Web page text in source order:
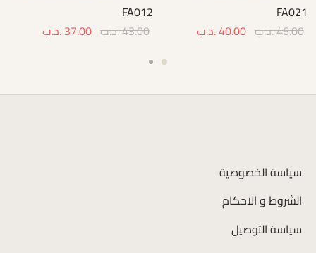
FA021
46.00.د.ب 40.00.د.ب
FA012
43.00.د.ب 37.00.د.ب
سياسة الخصوصية
الشروط و الاحكام
سياسة التوصيل